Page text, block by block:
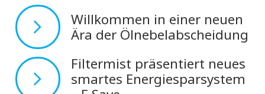
Willkommen in einer neuen
Ära der Ölnebelabscheidung
Filtermist präsentiert neues
smartes Energiesparsystem